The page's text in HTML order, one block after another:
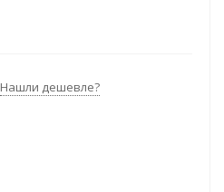
Нашли дешевле?